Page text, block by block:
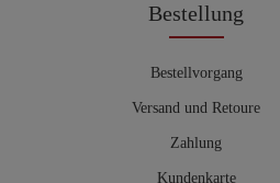
Bestellung
Bestellvorgang
Versand und Retoure
Zahlung
Kundenkarte